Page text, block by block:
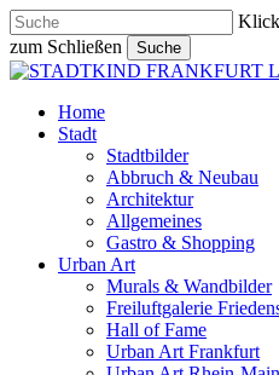
Skip
to
main
content
zum Schließen
Suche
Close
search
Menu
Home
Stadt
Stadtbilder
Abbruch & Neubau
Architektur
Allgemeines
Gastro & Shopping
Urban Art
Murals & Wandbilder
Freiluftgalerie
Hall of Fame
Urban Art Frankfurt